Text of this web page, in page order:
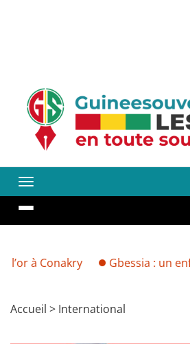
Gbessia : un enfant de 12
Accueil > International